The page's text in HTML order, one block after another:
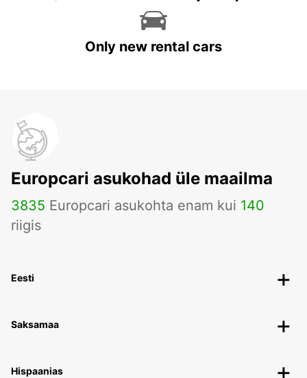
Only new rental cars
Europcari asukohad üle maailma
3835 Europcari asukohta enam kui 140
riigis
Eesti
Saksamaa
Hispaanias